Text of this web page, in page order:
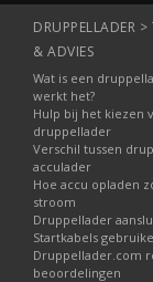
DRUPPELLADER >
& ADVIES
Wat is een
werkt het?
Hulp bij het kiezen
druppellader
Verschil tussen
acculader
Hoe accu opladen
stroom
Druppellader
Startkabels
Druppellader.com
beoordelingen